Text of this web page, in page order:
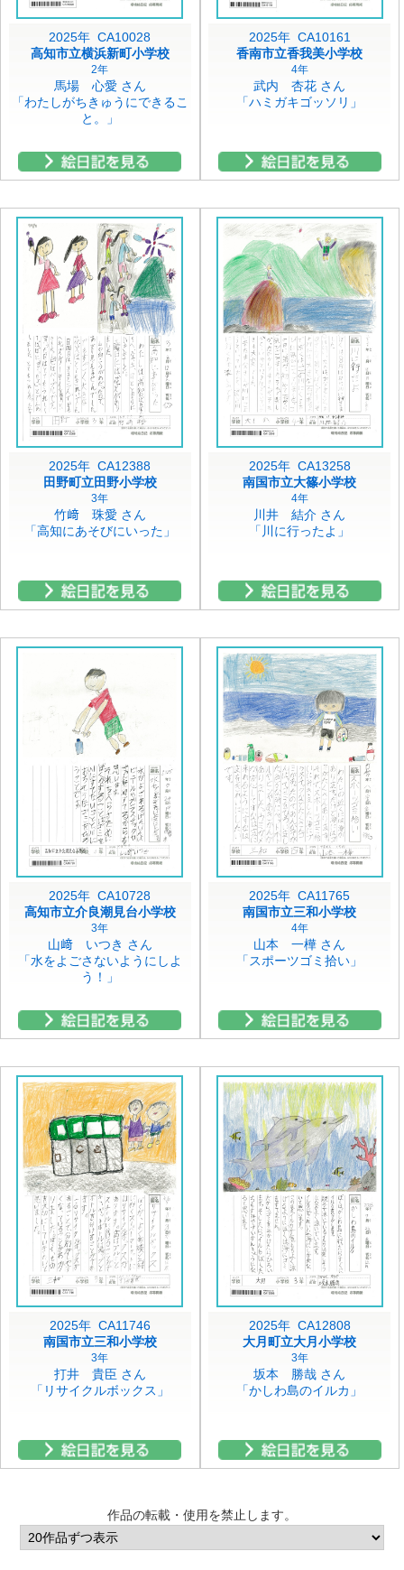
2025年 CA10028
高知市立横浜新町小学校
2年
馬場 心愛 さん
「わたしがちきゅうにできるこ
と。」
2025年 CA10161
香南市立香我美小学校
4年
武内 杏花 さん
「ハミガキゴッソリ」
2025年 CA12388
田野町立田野小学校
3年
竹﨑 珠愛 さん
「高知にあそびにいった」
2025年 CA13258
南国市立大篠小学校
4年
川井 結介 さん
「川に行ったよ」
2025年 CA10728
高知市立介良潮見台小学校
3年
山﨑 いつき さん
「水をよごさないようにしよ
う！」
2025年 CA11765
南国市立三和小学校
4年
山本 一樺 さん
「スポーツゴミ拾い」
2025年 CA11746
南国市立三和小学校
3年
打井 貴臣 さん
「リサイクルボックス」
2025年 CA12808
大月町立大月小学校
3年
坂本 勝哉 さん
「かしわ島のイルカ」
作品の転載・使用を禁止します。